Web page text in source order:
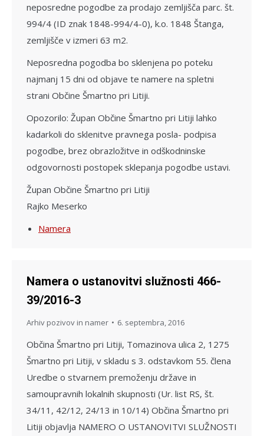
neposredne pogodbe za prodajo zemljišča parc. št.
994/4 (ID znak 1848-994/4-0), k.o. 1848 Štanga,
zemljišče v izmeri 63 m2.
Neposredna pogodba bo sklenjena po poteku
najmanj 15 dni od objave te namere na spletni
strani Občine Šmartno pri Litiji.
Opozorilo: Župan Občine Šmartno pri Litiji lahko
kadarkoli do sklenitve pravnega posla- podpisa
pogodbe, brez obrazložitve in odškodninske
odgovornosti postopek sklepanja pogodbe ustavi.
Župan Občine Šmartno pri Litiji
Rajko Meserko
Namera
Namera o ustanovitvi služnosti 466-
39/2016-3
Arhiv pozivov in namer 6. septembra, 2016
Občina Šmartno pri Litiji, Tomazinova ulica 2, 1275
Šmartno pri Litiji, v skladu s 3. odstavkom 55. člena
Uredbe o stvarnem premoženju države in
samoupravnih lokalnih skupnosti (Ur. list RS, št.
34/11, 42/12, 24/13 in 10/14) Občina Šmartno pri
Litiji objavlja NAMERO O USTANOVITVI SLUŽNOSTI